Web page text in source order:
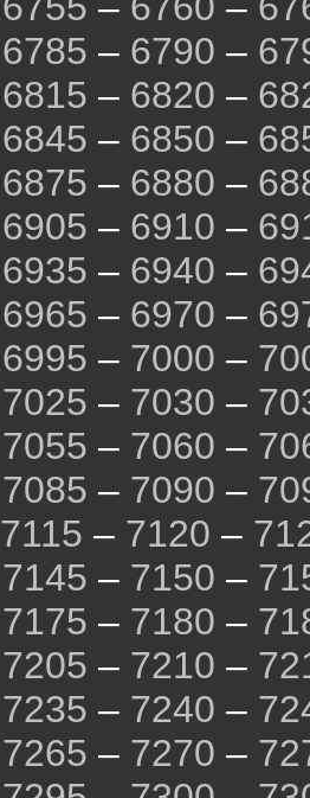
6785 – 6790 –
6815 – 6820 –
6845 – 6850 –
6875 – 6880 –
6905 – 6910 –
6935 – 6940 –
6965 – 6970 –
6995 – 7000 –
7025 – 7030 –
7055 – 7060 –
7085 – 7090 –
7115 – 7120 –
7145 – 7150 –
7175 – 7180 –
7205 – 7210 –
7235 – 7240 –
7265 – 7270 –